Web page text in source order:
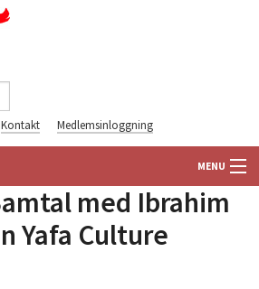
Kontakt Medlemsinloggning
MENU
med Ibrahim
Yafa Culture